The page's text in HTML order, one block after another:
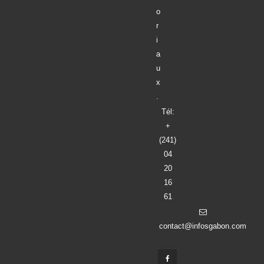
o
r
i
a
u
x
Tél:
+
(241)
04
20
16
61
contact@infosgabon.com